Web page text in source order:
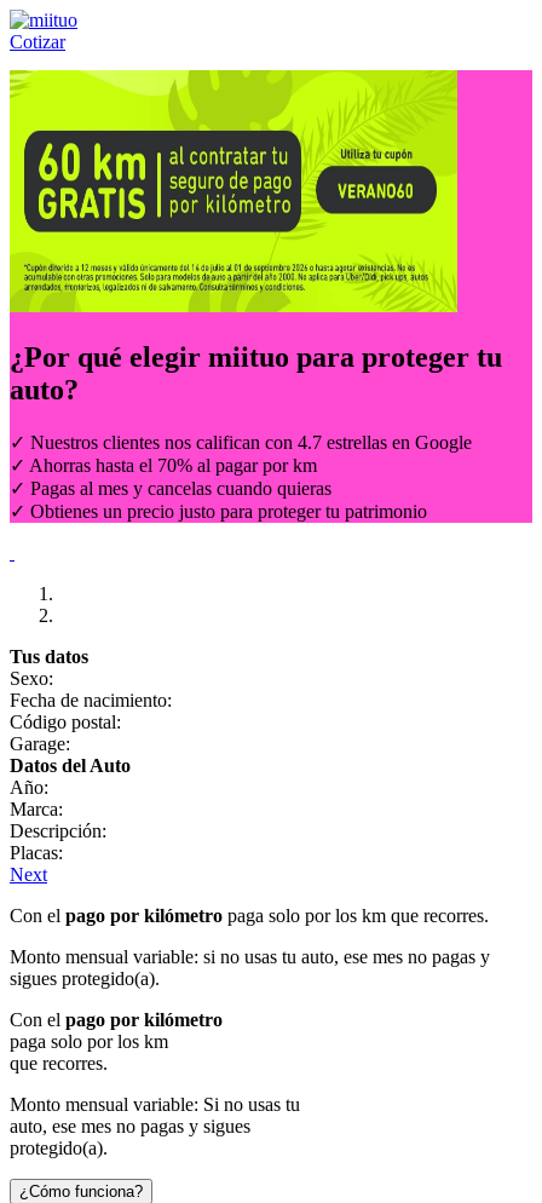
Cotizar
Llámanos al:(55) 84-21-05-00 ó
¿Por qué elegir miituo para proteger tu
auto?
✓ Nuestros clientes nos califican con 4.7 estrellas en Google
✓ Ahorras hasta el 70% al pagar por km
✓ Pagas al mes y cancelas cuando quieras
✓ Obtienes un precio justo para proteger tu patrimonio
Tus datos
Sexo:
Fecha de nacimiento:
Código postal:
Garage:
Datos del Auto
Año:
Marca:
Descripción:
Placas:
Next
Con el pago por kilómetro paga solo por los km que recorres.
Monto mensual variable: si no usas tu auto, ese mes no pagas y
sigues protegido(a).
Con el pago por kilómetro
paga solo por los km
que recorres.
Monto mensual variable: Si no usas tu
auto, ese mes no pagas y sigues
protegido(a).
¿Cómo funciona?